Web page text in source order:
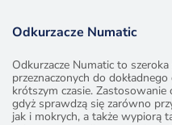
Odkurzacze Numatic
Odkurzacze Numatic to
przeznaczonych do
krótszym czasie. Zastosowanie
gdyż sprawdzą się zarówno
jak i mokrych, a także wypiorą